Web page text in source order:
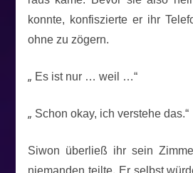
konnte, konfiszierte er ihr
ohne zu zögern.
„ Es ist nur … weil …“
„ Schon okay, ich verstehe das.“
Siwon überließ ihr sein
niemanden teilte. Er selbst